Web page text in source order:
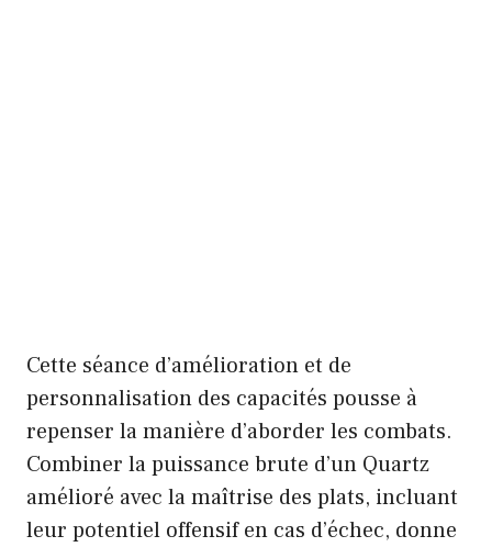
Cette séance d’amélioration et de
personnalisation des capacités pousse à
repenser la manière d’aborder les combats.
Combiner la puissance brute d’un Quartz
amélioré avec la maîtrise des plats, incluant
leur potentiel offensif en cas d’échec, donne